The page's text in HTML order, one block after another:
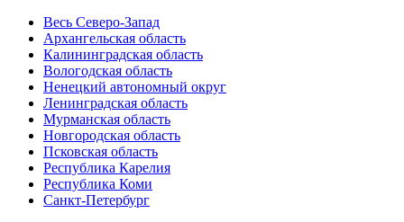
Весь Северо-Запад
Архангельская область
Калининградская область
Вологодская область
Ненецкий автономный округ
Ленинградская область
Мурманская область
Новгородская область
Псковская область
Республика Карелия
Республика Коми
Санкт-Петербург